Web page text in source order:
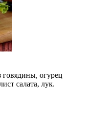
говядины, огурец
салата, лук.